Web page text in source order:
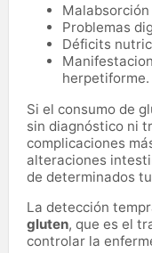
Problemas
Déficits
herpetiforme.
Si el consumo de
sin diagnóstico ni
complicaciones
alteraciones
de determinados
La detección
gluten, que es el
controlar la